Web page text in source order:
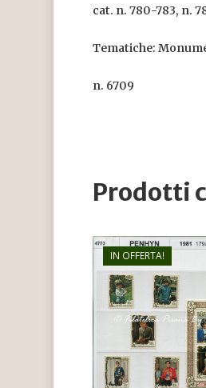
cat. n. 780-783, n.
Tematiche:
n. 6709
Prodotti
IN OFFERTA!
€ 8,00
€